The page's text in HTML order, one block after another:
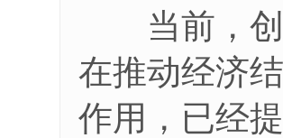
当前，创
在推动经济
作用，已经